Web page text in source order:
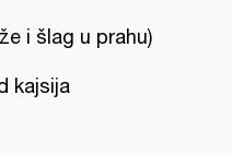
i šlag u prahu)
kajsija